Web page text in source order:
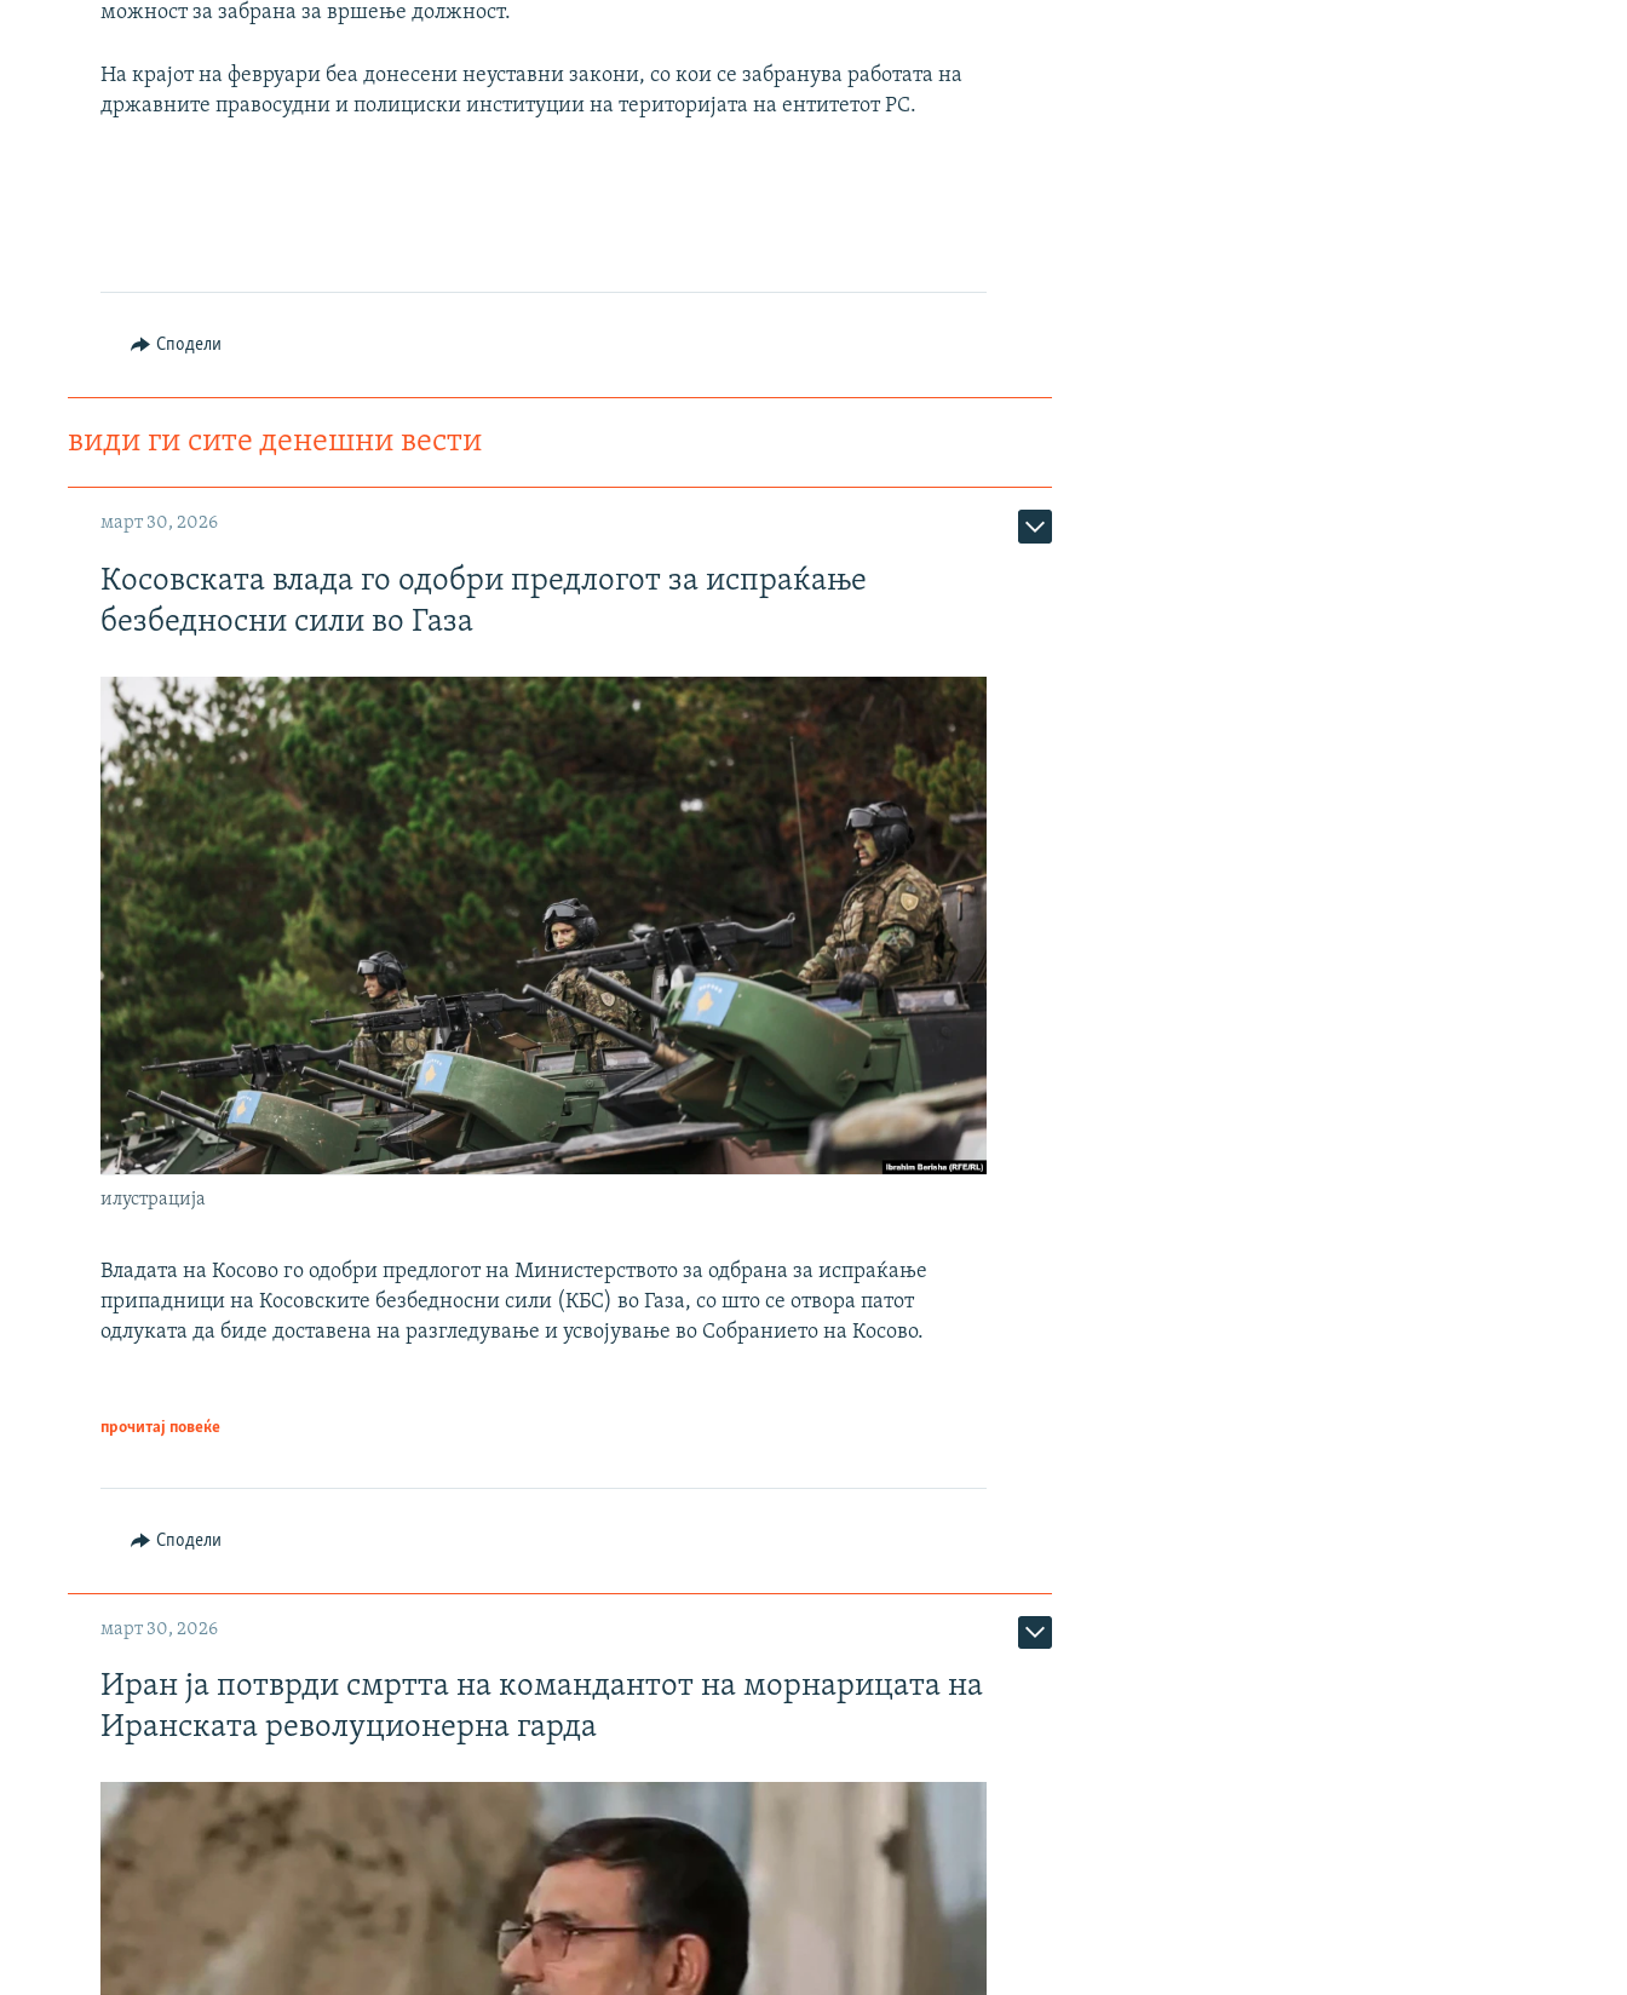
можност за забрана за вршење должност.
На крајот на февруари беа донесени неуставни закони, со кои се забранува работата на
државните правосудни и полициски институции на територијата на ентитетот РС.
Сподели
види ги сите денешни вести
март 30, 2026
Косовската влада го одобри предлогот за испраќање
безбедносни сили во Газа
илустрација
Владата на Косово го одобри предлогот на Министерството за одбрана за испраќање
припадници на Косовските безбедносни сили (КБС) во Газа, со што се отвора патот
одлуката да биде доставена на разгледување и усвојување во Собранието на Косово.
прочитај повеќе
Сподели
март 30, 2026
Иран ја потврди смртта на командантот на морнарицата на
Иранската револуционерна гарда